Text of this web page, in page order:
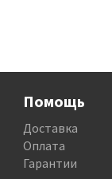
Помощь
Доставка
Оплата
Гарантии